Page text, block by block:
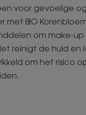
voor gevoelige
met BIO
om make-
reinigt de huid
om het risico